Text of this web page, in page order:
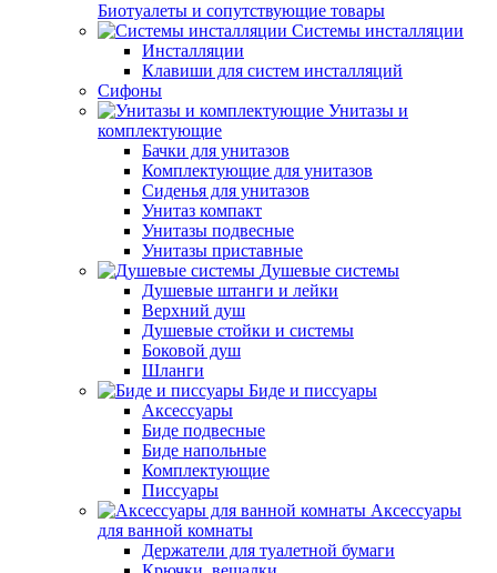
Биотуалеты и сопутствующие товары
Системы инсталляции
Инсталляции
Клавиши для систем инсталляций
Сифоны
Унитазы и
комплектующие
Бачки для унитазов
Комплектующие для унитазов
Сиденья для унитазов
Унитаз компакт
Унитазы подвесные
Унитазы приставные
Душевые системы
Душевые штанги и лейки
Верхний душ
Душевые стойки и системы
Боковой душ
Шланги
Биде и писсуары
Аксессуары
Биде подвесные
Биде напольные
Комплектующие
Писсуары
Аксессуары
для ванной комнаты
Держатели для туалетной бумаги